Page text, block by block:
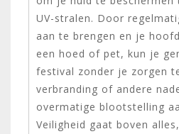
UV-stralen. Door
aan te brengen en je
een hoed of pet, kun je
festival zonder je zorgen
verbranding of andere
overmatige blootstelling
Veiligheid gaat boven